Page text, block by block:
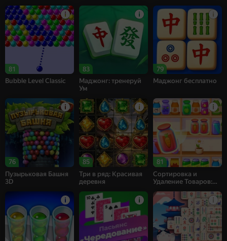
81
Bubble Level Classic
83
Маджонг: тренеруй
Ум
79
Маджонг бесплатно
76
Пузырьковая Башня
3D
85
Три в ряд: Красивая
деревня
81
Сортировка и
Удаление Товаров: